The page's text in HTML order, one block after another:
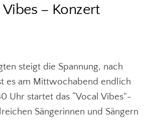
Vibes – Konzert
steigt die Spannung, nach
es am Mittwochabend endlich
Uhr startet das “Vocal Vibes”-
Sängerinnen und Sängern